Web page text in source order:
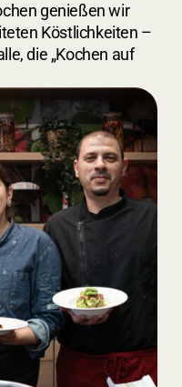
genießen wir
Köstlichkeiten –
die „Kochen auf